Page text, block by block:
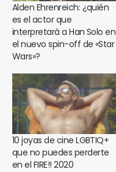
Alden Ehrenreich: ¿quién
es el actor que
interpretará a Han Solo en
el nuevo spin-off de «Star
Wars»?
10 joyas de cine LGBTIQ+
que no puedes perderte
en el FIRE!! 2020